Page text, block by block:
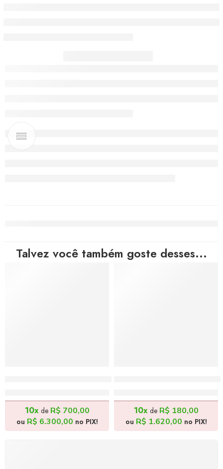
Talvez você também goste desses...
10xde R$ 700,00
ou R$ 6.300,00 no PIX!
10xde R$ 180,00
ou R$ 1.620,00 no PIX!